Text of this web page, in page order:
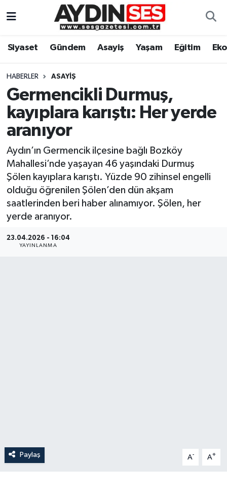
Siyaset Gündem Asayiş Yaşam Eğitim
HABERLER ASAYIŞ
Germencikli Durmuş,
kayıplara karıştı: Her yerde
aranıyor
Aydın’ın Germencik ilçesine bağlı Bozköy
Mahallesi’nde yaşayan 46 yaşındaki Durmuş
Şölen kayıplara karıştı. Yüzde 90 zihinsel engelli
olduğu öğrenilen Şölen’den dün akşam
saatlerinden beri haber alınamıyor. Şölen, her
yerde aranıyor.
23.04.2026 - 16:04
YAYINLANMA
Paylaş A- A+
Gündem
Siyaset
Ekonomi
Yaşam
Eğitim
Kültür Sanat
Spor
Aydın Hava Durumu
Aydin Namaz Vakitleri
Aydın Trafik Yoğunluk Haritası
Süper Lig Puan Durumu ve Fikstür
Tüm Manşetler
Son Dakika Haberleri
Haber Arşivi